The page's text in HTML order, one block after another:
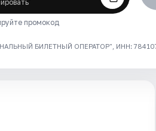
промокод
БИЛЕТНЫЙ ОПЕРАТОР", ИНН: